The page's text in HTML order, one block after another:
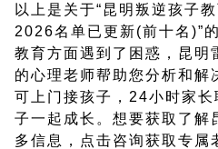
以上是关于“昆明叛逆孩子
2026名单已更新(前十名)”
教育方面遇到了困惑，昆明
的心理老师帮助您分析和解
可上门接孩子，24小时家
子一起成长。想要获取了解
多信息，点击咨询获取专属